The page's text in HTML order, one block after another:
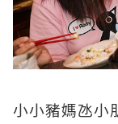
小小豬媽氹小